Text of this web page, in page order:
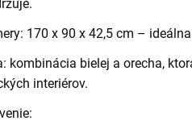
170 x 90 x 42,5 cm –
kombinácia bielej a orecha,
interiérov.